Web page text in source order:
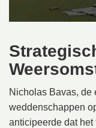
Nicholas Bavas, de
weddenschappen
anticipeerde dat